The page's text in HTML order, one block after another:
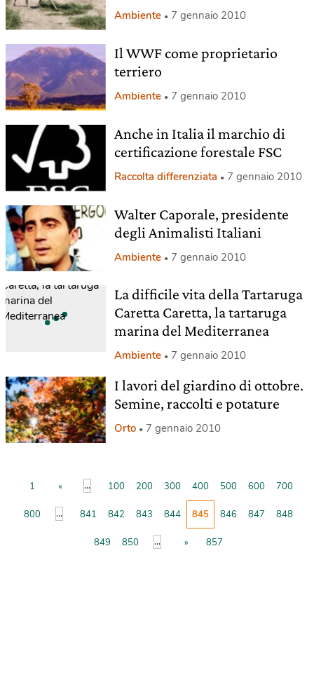
Ambiente 7 gennaio 2010
Il WWF come proprietario
terriero
Ambiente 7 gennaio 2010
Anche in Italia il marchio di
certificazione forestale FSC
Raccolta differenziata 7 gennaio 2010
Walter Caporale, presidente
degli Animalisti Italiani
Ambiente 7 gennaio 2010
La difficile vita della Tartaruga
Caretta Caretta, la tartaruga
marina del Mediterranea
Ambiente 7 gennaio 2010
I lavori del giardino di ottobre.
Semine, raccolti e potature
Orto 7 gennaio 2010
1 « ... 100 200 300 400 500 600 700
800 ... 841 842 843 844 845 846 847 848
849 850 ... » 857